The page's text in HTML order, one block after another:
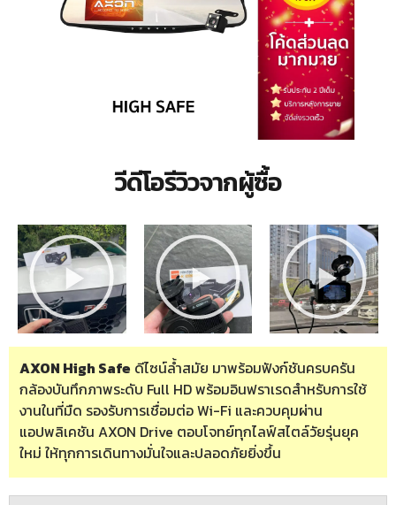
วีดีโอรีวิวจากผู้ซื้อ
AXON High Safe ดีไซน์ล้ำสมัย มาพร้อมฟังก์ชันครบครัน
กล้องบันทึกภาพระดับ Full HD พร้อมอินฟราเรดสำหรับการใช้
งานในที่มืด รองรับการเชื่อมต่อ Wi-Fi และควบคุมผ่าน
แอปพลิเคชัน AXON Drive ตอบโจทย์ทุกไลฟ์สไตล์วัยรุ่นยุค
ใหม่ ให้ทุกการเดินทางมั่นใจและปลอดภัยยิ่งขึ้น